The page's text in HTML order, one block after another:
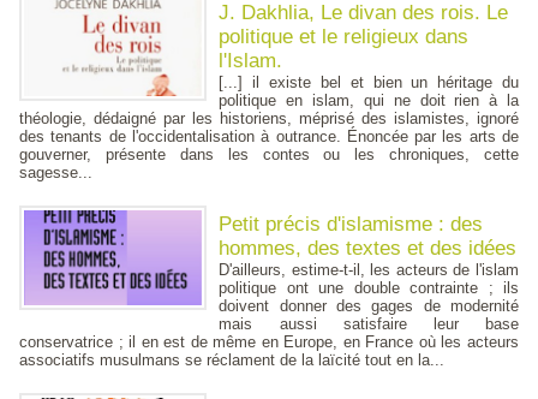
J. Dakhlia, Le divan des rois. Le
politique et le religieux dans
l'Islam.
[...] il existe bel et bien un héritage du
politique en islam, qui ne doit rien à la
théologie, dédaigné par les historiens, méprisé des islamistes, ignoré
des tenants de l'occidentalisation à outrance. Énoncée par les arts de
gouverner, présente dans les contes ou les chroniques, cette
sagesse...
Petit précis d'islamisme : des
hommes, des textes et des idées
D'ailleurs, estime-t-il, les acteurs de l'islam
politique ont une double contrainte ; ils
doivent donner des gages de modernité
mais aussi satisfaire leur base
conservatrice ; il en est de même en Europe, en France où les acteurs
associatifs musulmans se réclament de la laïcité tout en la...